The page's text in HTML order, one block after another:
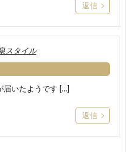
返信
スタイル
届いたようです […]
返信